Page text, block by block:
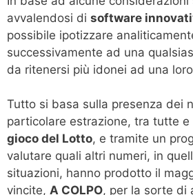
avvalendosi di software
possibile ipotizzare
successivamente ad una
da ritenersi più idonei ad una
Tutto si basa sulla presenza dei
particolare estrazione, tra tutte e
gioco del Lotto, e tramite un
valutare quali altri numeri, in
situazioni, hanno prodotto il
vincite, A COLPO, per la sorte di